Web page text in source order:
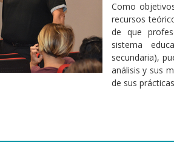
Como
recursos
de que
sistema
secundaria),
análisis y sus
de sus